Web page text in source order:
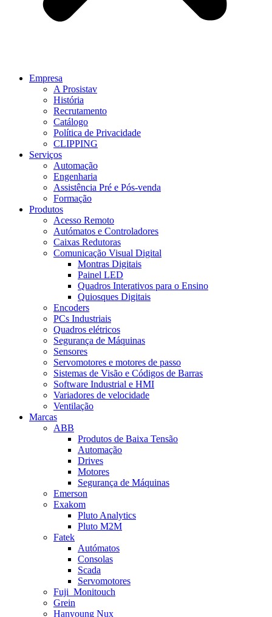
Empresa
A Prosistav
História
Recrutamento
Catálogo
Política de Privacidade
CLIPPING
Serviços
Automação
Engenharia
Assistência Pré e Pós-venda
Formação
Produtos
Acesso Remoto
Autómatos e Controladores
Caixas Redutoras
Comunicação Visual Digital
Montras Digitais
Painel LED
Quadros Interativos para o Ensino
Quiosques Digitais
Encoders
PCs Industriais
Quadros elétricos
Segurança de Máquinas
Sensores
Servomotores e motores de passo
Sistemas de Visão e Códigos de Barras
Software Industrial e HMI
Variadores de velocidade
Ventilação
Marcas
ABB
Produtos de Baixa Tensão
Automação
Drives
Motores
Segurança de Máquinas
Emerson
Exakom
Pluto Analytics
Pluto M2M
Fatek
Autómatos
Consolas
Scada
Servomotores
Fuji_Monitouch
Grein
Hanyoung Nux